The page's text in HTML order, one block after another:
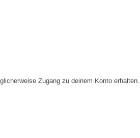
Zugang zu deinem Konto erhalten.